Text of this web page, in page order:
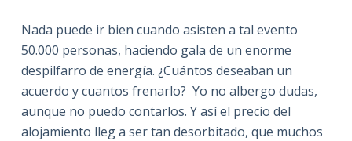
Nada puede ir bien cuando asisten a tal evento
50.000 personas, haciendo gala de un enorme
despilfarro de energía. ¿Cuántos deseaban un
acuerdo y cuantos frenarlo? Yo no albergo dudas,
aunque no puedo contarlos. Y así el precio del
alojamiento lleg a ser tan desorbitado, que muchos